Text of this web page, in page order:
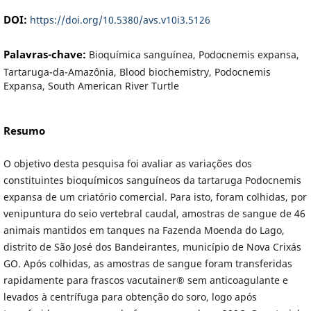
DOI: https://doi.org/10.5380/avs.v10i3.5126
Palavras-chave: Bioquímica sanguínea, Podocnemis expansa,
Tartaruga-da-Amazônia, Blood biochemistry, Podocnemis
Expansa, South American River Turtle
Resumo
O objetivo desta pesquisa foi avaliar as variações dos
constituintes bioquímicos sanguíneos da tartaruga Podocnemis
expansa de um criatório comercial. Para isto, foram colhidas, por
venipuntura do seio vertebral caudal, amostras de sangue de 46
animais mantidos em tanques na Fazenda Moenda do Lago,
distrito de São José dos Bandeirantes, município de Nova Crixás
GO. Após colhidas, as amostras de sangue foram transferidas
rapidamente para frascos vacutainer® sem anticoagulante e
levados à centrífuga para obtenção do soro, logo após